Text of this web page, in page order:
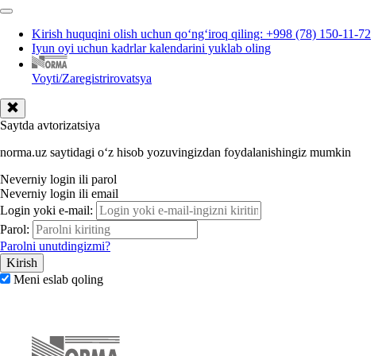
Kirish huquqini olish uchun qoʻngʻiroq qiling: +998 (78) 150-11-72
Iyun oyi uchun kadrlar kalendarini yuklab oling
Voyti/Zaregistrirovatsya
Saytda avtorizatsiya
norma.uz saytidagi oʻz hisob yozuvingizdan foydalanishingiz mumkin
Neverniy login ili parol
Neverniy login ili email
Login yoki e-mail:
Parol:
Parolni unutdingizmi?
Meni eslab qoling